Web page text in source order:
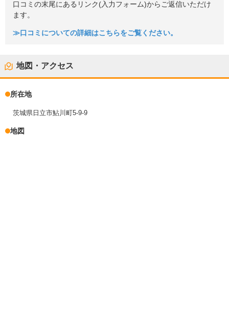
口コミの末尾にあるリンク(入力フォーム)からご返信いただけ
ます。
≫口コミについての詳細はこちらをご覧ください。
地図・アクセス
所在地
茨城県日立市鮎川町5-9-9
地図